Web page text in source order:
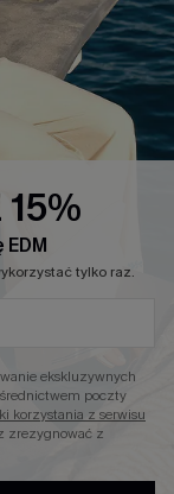
tylko raz.
ekskluzywnych
poczty
korzystania z serwisu
zrezygnować z